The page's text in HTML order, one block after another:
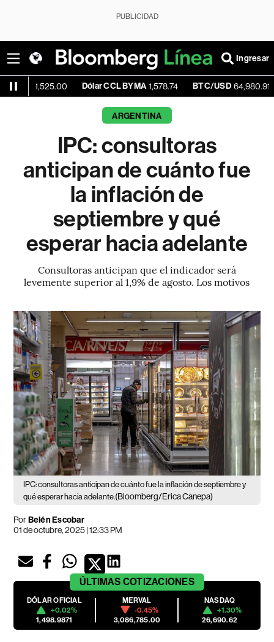
PUBLICIDAD
Ingresar
Dólar CCL BYMA 1,578.74 BTC/USD 64,980.91
ARGENTINA
IPC: consultoras
anticipan de cuánto fue
la inflación de
septiembre y qué
esperar hacia adelante
Consultoras anticipan que el indicador será
levemente superior al 1,9% de agosto. Los motivos
IPC: consultoras anticipan de cuánto fue la inflación de septiembre y
qué esperar hacia adelante.(Bloomberg/Erica Canepa)
PorBelén Escobar
01 de octubre, 2025 | 12:33 PM
ÚLTIMAS COTIZACIONES
DÓLAR OFICIAL
+0.02%
1,498.9871
MERVAL
-0.45%
3,086,785.00
NASDAQ
+1.30%
26,690.62